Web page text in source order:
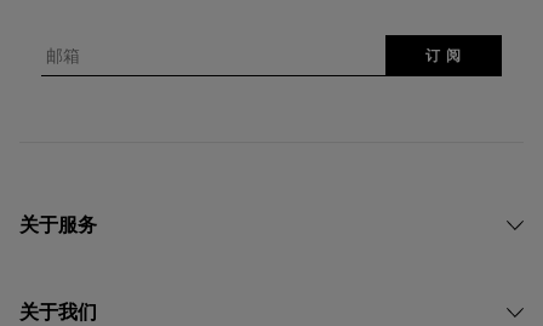
邮箱 订 阅
关于服务
关于我们